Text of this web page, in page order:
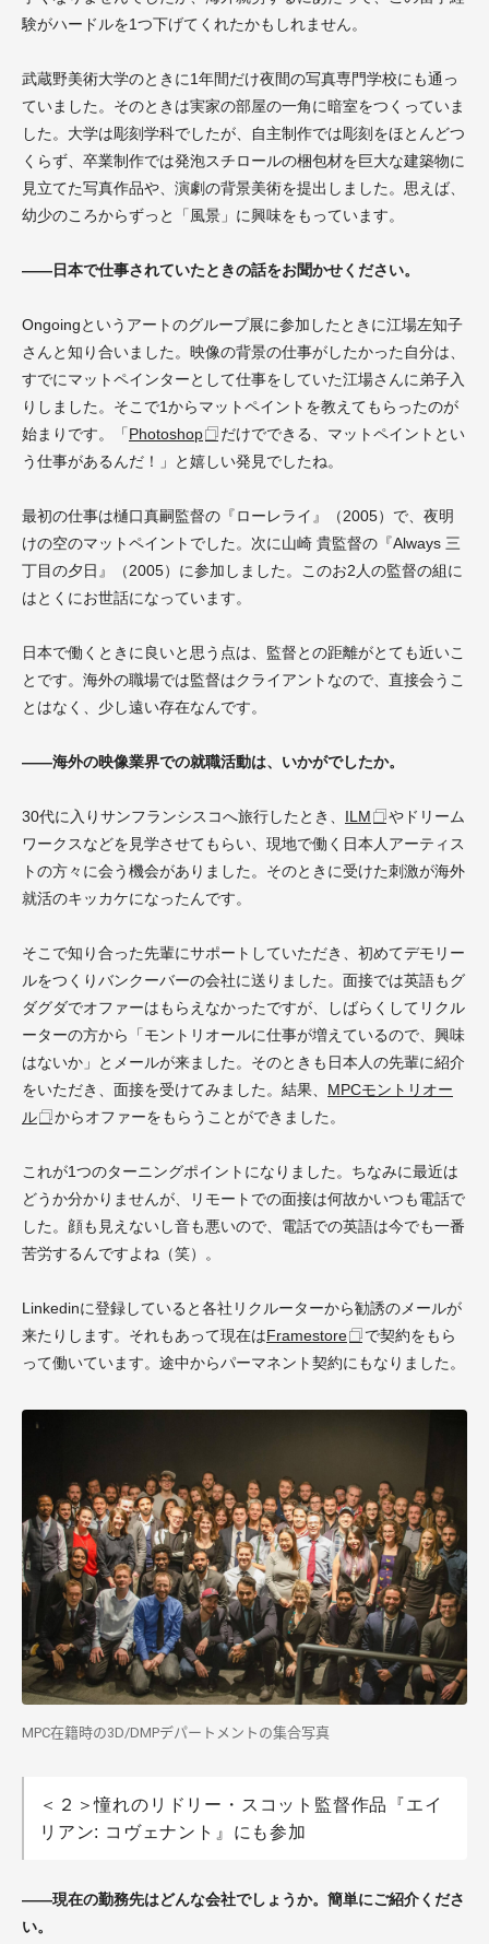
験がハードルを1つ下げてくれたかもしれません。
武蔵野美術大学のときに1年間だけ夜間の写真専門学校にも通っ
ていました。そのときは実家の部屋の一角に暗室をつくっていま
した。大学は彫刻学科でしたが、自主制作では彫刻をほとんどつ
くらず、卒業制作では発泡スチロールの梱包材を巨大な建築物に
見立てた写真作品や、演劇の背景美術を提出しました。思えば、
幼少のころからずっと「風景」に興味をもっています。
――日本で仕事されていたときの話をお聞かせください。
Ongoingというアートのグループ展に参加したときに江場左知子
さんと知り合いました。映像の背景の仕事がしたかった自分は、
すでにマットペインターとして仕事をしていた江場さんに弟子入
りしました。そこで1からマットペイントを教えてもらったのが
始まりです。「Photoshop
だけでできる、マットペイントとい
う仕事があるんだ！」と嬉しい発見でしたね。
最初の仕事は樋口真嗣監督の『ローレライ』（2005）で、夜明
けの空のマットペイントでした。次に山崎 貴監督の『Always 三
丁目の夕日』（2005）に参加しました。このお2人の監督の組に
はとくにお世話になっています。
日本で働くときに良いと思う点は、監督との距離がとても近いこ
とです。海外の職場では監督はクライアントなので、直接会うこ
とはなく、少し遠い存在なんです。
――海外の映像業界での就職活動は、いかがでしたか。
30代に入りサンフランシスコへ旅行したとき、 ILM
やドリーム
ワークスなどを見学させてもらい、現地で働く日本人アーティス
トの方々に会う機会がありました。そのときに受けた刺激が海外
就活のキッカケになったんです。
そこで知り合った先輩にサポートしていただき、初めてデモリー
ルをつくりバンクーバーの会社に送りました。面接では英語もグ
ダグダでオファーはもらえなかったですが、しばらくしてリクル
ーターの方から「モントリオールに仕事が増えているので、興味
はないか」とメールが来ました。そのときも日本人の先輩に紹介
をいただき、面接を受けてみました。結果、 MPCモントリオー
ル
からオファーをもらうことができました。
これが1つのターニングポイントになりました。ちなみに最近は
どうか分かりませんが、リモートでの面接は何故かいつも電話で
した。顔も見えないし音も悪いので、電話での英語は今でも一番
苦労するんですよね（笑）。
Linkedinに登録していると各社リクルーターから勧誘のメールが
来たりします。それもあって現在はFramestore
で契約をもら
って働いています。途中からパーマネント契約にもなりました。
MPC在籍時の3D/DMPデパートメントの集合写真
＜２＞憧れのリドリー・スコット監督作品『エイ
リアン: コヴェナント』にも参加
――現在の勤務先はどんな会社でしょうか。簡単にご紹介くださ
い。